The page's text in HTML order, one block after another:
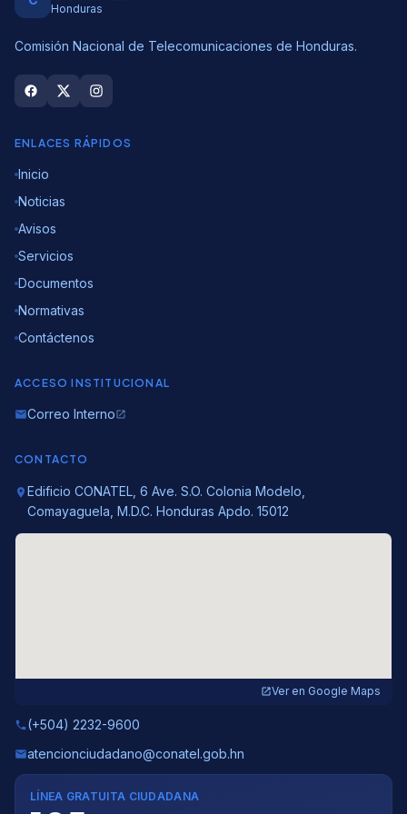
Honduras
Comisión Nacional de Telecomunicaciones de Honduras.
ENLACES RÁPIDOS
Inicio
Noticias
Avisos
Servicios
Documentos
Normativas
Contáctenos
ACCESO INSTITUCIONAL
emailCorreo Internoopen_in_new
CONTACTO
location_on Edificio CONATEL, 6 Ave. S.O. Colonia Modelo,
Comayaguela, M.D.C. Honduras Apdo. 15012
open_in_newVer en Google Maps
phone(+504) 2232-9600
emailatencionciudadano@conatel.gob.hn
LÍNEA GRATUITA CIUDADANA